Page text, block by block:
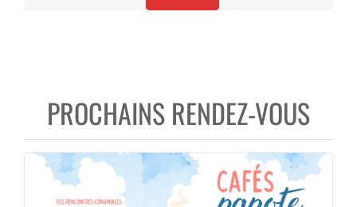
PROCHAINS RENDEZ-VOUS